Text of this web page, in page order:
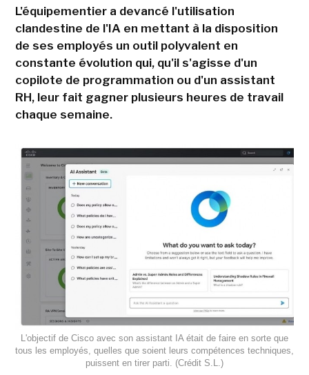
L'équipementier a devancé l'utilisation
clandestine de l'IA en mettant à la disposition
de ses employés un outil polyvalent en
constante évolution qui, qu'il s'agisse d'un
copilote de programmation ou d'un assistant
RH, leur fait gagner plusieurs heures de travail
chaque semaine.
L'objectif de Cisco avec son assistant IA était de faire en sorte que
tous les employés, quelles que soient leurs compétences techniques,
puissent en tirer parti. (Crédit S.L.)